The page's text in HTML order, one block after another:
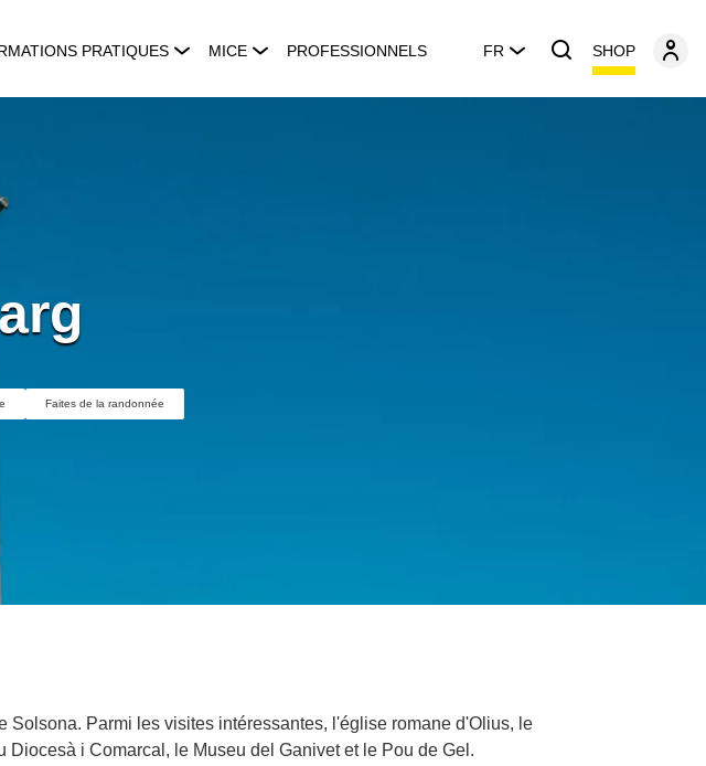
PRATIQUES MICE PROFESSIONNELS FR SHOP
Faites de la randonnée
Parmi les visites intéressantes, l'église romane d'Olius, le
i Comarcal, le Museu del Ganivet et le Pou de Gel.